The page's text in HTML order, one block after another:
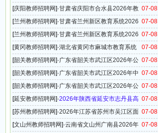
2026年事业编制教师招聘公告（第四批）
07-08
[庆阳教师招聘网]·甘肃省庆阳市合水县2026年教
育系统事业单位教师招聘公告
07-08
[兰州教师招聘网]·甘肃省兰州新区教育系统2026
年教师招聘进入考察范围人员（第一批次）及考察相关
事项的公告
07-08
[兰州教师招聘网]·甘肃省兰州新区教育系统2026
年公开选调教师公告
07-08
[黄冈教师招聘网]·湖北省黄冈市麻城市教育系统
2026年高中教师招聘14名公告
07-08
[韶关教师招聘网]·广东省韶关市武江区2026年公
开选聘幼儿园骨干教师公告
07-08
[韶关教师招聘网]·广东省韶关市武江区2026年中
小学教师公开招聘面试公告
07-08
[韶关教师招聘网]·广东省韶关市武江区2026年公
开选聘教师公告
07-08
[延安教师招聘网]·2026年陕西省延安市志丹县高
级中学教师招聘16名公告
07-08
[苏州教师招聘网]·2026年江苏省苏州市吴江区面
向公办小学公开选聘中学教师的通知
07-08
[文山州教师招聘网]·云南省文山州广南县2026年